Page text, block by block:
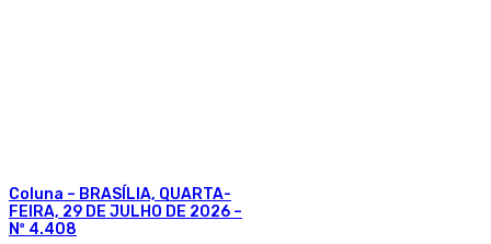
Coluna – BRASÍLIA, QUARTA-
FEIRA, 29 DE JULHO DE 2026 –
Nº 4.408